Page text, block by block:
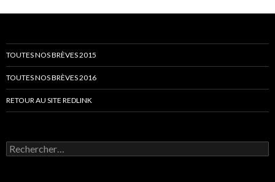
TOUTES NOS BRÈVES 2015
TOUTES NOS BRÈVES 2016
RETOUR AU SITE REDLINK
Rechercher :